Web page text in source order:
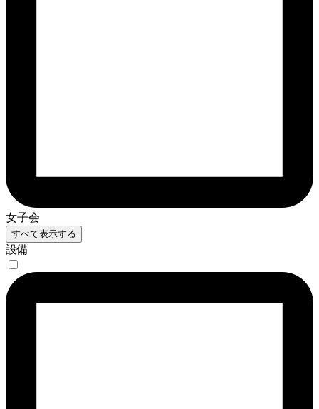
女子会
すべて表示する
設備